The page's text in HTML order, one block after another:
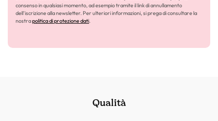
consenso in qualsiasi momento, ad esempio tramite il link di annullamento
dell'iscrizione alla newsletter. Per ulteriori informazioni, si prega di consultare la
nostrapolitica di protezione dati.
Qualità